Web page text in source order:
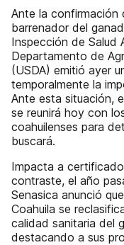
Ante la confirmación
barrenador del
Inspección de Salud
Departamento de
(USDA) emitió ayer
temporalmente la
Ante esta situación,
se reunirá hoy con
coahuilenses para
buscará.
Impacta a
contraste, el año
Senasica anunció
Coahuila se
calidad sanitaria del
destacando a sus